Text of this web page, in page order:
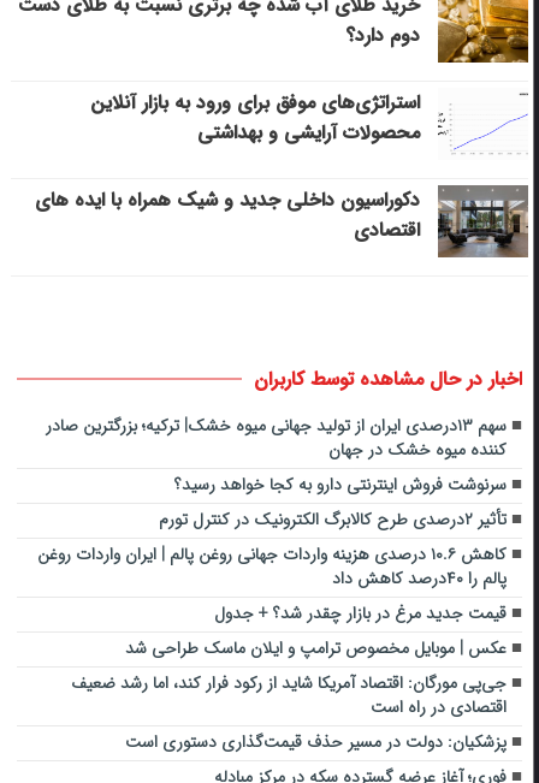
دوم دارد؟
استراتژی‌های موفق برای ورود به بازار آنلاین
محصولات آرایشی و بهداشتی
دکوراسیون داخلی جدید و شیک همراه با ایده های
اقتصادی
اخبار در حال مشاهده توسط کاربران
سهم ۱۳درصدی ایران از تولید جهانی میوه خشک| ترکیه؛ بزرگترین صادر
کننده میوه خشک در جهان
سرنوشت فروش اینترنتی دارو به کجا خواهد رسید؟
تأثیر ۲درصدی طرح کالابرگ الکترونیک در کنترل تورم
کاهش ۱۰.۶ درصدی هزینه واردات جهانی روغن پالم | ایران واردات روغن
پالم را ۴۰درصد کاهش داد
قیمت جدید مرغ در بازار چقدر شد؟ + جدول
عکس | موبایل مخصوص ترامپ و ایلان ماسک طراحی شد
جی‌پی مورگان: اقتصاد آمریکا شاید از رکود فرار کند، اما رشد ضعیف
اقتصادی در راه است
پزشکیان: دولت در مسیر حذف قیمت‌گذاری دستوری است
فوری؛ آغاز عرضه گسترده سکه در مرکز مبادله